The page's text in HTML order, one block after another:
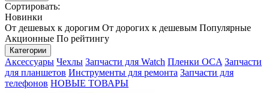
Сортировать:
Новинки
От дешевых к дорогим От дорогих к дешевым Популярные
Акционные По рейтингу
Категории
Аксессуары Чехлы Запчасти для Watch Пленки OCA Запчасти
для планшетов Инструменты для ремонта Запчасти для
телефонов НОВЫЕ ТОВАРЫ